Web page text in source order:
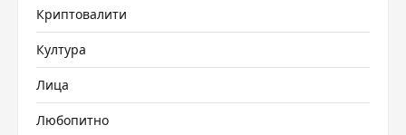
Криптовалити
Култура
Лица
Любопитно